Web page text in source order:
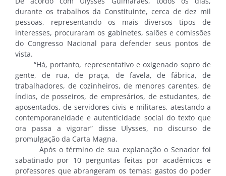
durante os trabalhos da Constituinte, cerca de dez mil
pessoas, representando os mais diversos tipos de
interesses, procuraram os gabinetes, salões e comissões
do Congresso Nacional para defender seus pontos de
vista.
“Há, portanto, representativo e oxigenado sopro de
gente, de rua, de praça, de favela, de fábrica, de
trabalhadores, de cozinheiros, de menores carentes, de
índios, de posseiros, de empresários, de estudantes, de
aposentados, de servidores civis e militares, atestando a
contemporaneidade e autenticidade social do texto que
ora passa a vigorar” disse Ulysses, no discurso de
promulgação da Carta Magna.
Após o término de sua explanação o Senador foi
sabatinado por 10 perguntas feitas por acadêmicos e
professores que abrangeram os temas: gastos do poder